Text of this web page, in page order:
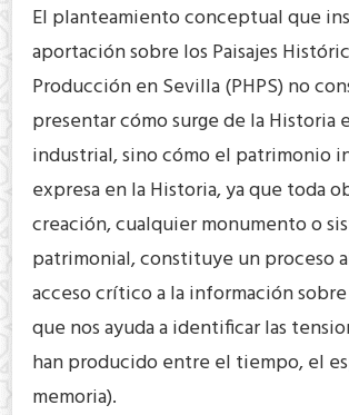
El planteamiento conceptual que
aportación sobre los Paisajes
Producción en Sevilla (PHPS) no
presentar cómo surge de la Historia
industrial, sino cómo el patrimonio
expresa en la Historia, ya que toda
creación, cualquier monumento o
patrimonial, constituye un proceso
acceso crítico a la información
que nos ayuda a identificar las
han producido entre el tiempo, el
memoria).